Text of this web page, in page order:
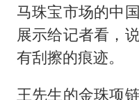
马珠宝市场的中
展示给记者看，
有刮擦的痕迹。
王先生的金珠项